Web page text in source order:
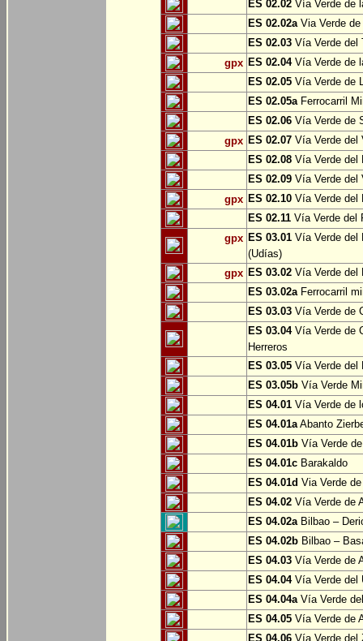
ES 02.02 Vía Verde de
ES 02.02aVia Verde de
ES 02.03 Vía Verde del
gpx ES 02.04Vía Verde de
ES 02.05 Vía Verde de
ES 02.05aFerrocarril
ES 02.06 Vía Verde de
gpx ES 02.07 Vía Verde del
ES 02.08 Vía Verde del
ES 02.09 Vía Verde del
gpx ES 02.10 Vía Verde del
ES 02.11 Vía Verde del
gpx ES 03.01 Vía Verde del
(Udías)
gpx ES 03.02 Vía Verde del
ES 03.02aFerrocarril
ES 03.03 Vía Verde de
ES 03.04Vía Verde de
Herreros
ES 03.05 Vía Verde del
ES 03.05b Vía Verde
ES 04.01 Vía Verde de
ES 04.01aAbanto
ES 04.01b Vía Verde
ES 04.01c Barakaldo
ES 04.01d Via Verde
ES 04.02 Vía Verde de
ES 04.02aBilbao –
ES 04.02b Bilbao –
ES 04.03 Vía Verde de
ES 04.04Vía Verde del
ES 04.04aVía Verde
ES 04.05 Vía Verde de
ES 04.06 Vía Verde del